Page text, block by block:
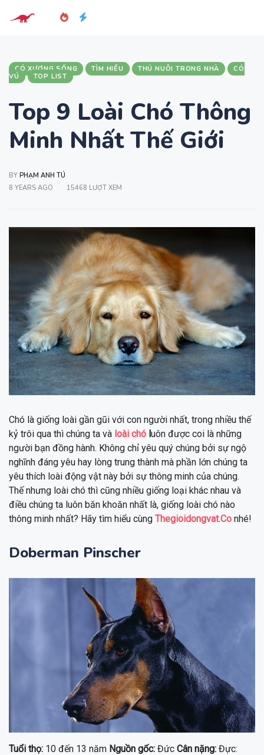
CÓ XƯƠNG SỐNG TÌM HIỂU THÚ NUÔI TRONG NHÀ
CÓ
VÚ
TOP LIST
Top 9 Loài Chó Thông
Minh Nhất Thế Giới
BY PHẠM ANH TÚ
8 YEARS AGO
15468 LƯỢT XEM
Chó là giống loài gần gũi với con người nhất, trong nhiều thế
kỷ trôi qua thì chúng ta và loài chó uôn được coi là những
người bạn đồng hành. Không chỉ yêu quý chúng bởi sự ngộ
nghĩnh đáng yêu hay lòng trung thành mà phần lớn chúng ta
yêu thích loài động vật này bởi sự thông minh của chúng.
Thế nhưng loài chó thì cũng nhiều giống loại khác nhau và
điều chúng ta luôn băn khoăn nhất là, giống loài chó nào
thông minh nhất? Hãy tìm hiểu cùng Thegioidongvat.Co nhé!
Doberman Pinscher
Tuổi thọ: 10 đến 13 năm Nguồn gốc: Đức Cân nặng: Đực: